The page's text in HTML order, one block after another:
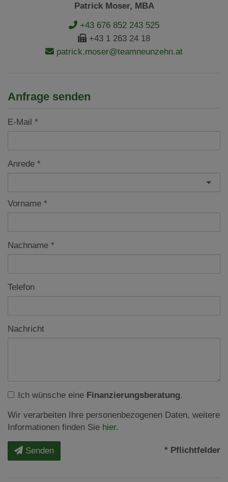
Patrick Moser, MBA
+43 676 852 243 525
+43 1 263 24 18
patrick.moser@teamneunzehn.at
Anfrage senden
E-Mail
Anrede
Vorname
Nachname
Telefon
Nachricht
Ich wünsche eine Finanzierungsberatung.
Wir verarbeiten Ihre personenbezogenen Daten, weitere
Informationen finden Sie hier.
Senden * Pflichtfelder